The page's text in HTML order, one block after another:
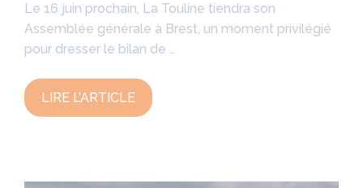
Le 16 juin prochain, La Touline tiendra son
Assemblée générale à Brest, un moment privilégié
pour dresser le bilan de …
LIRE L’ARTICLE